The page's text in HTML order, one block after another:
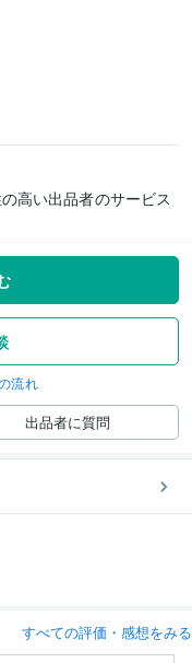
高い出品者のサービス
流れ
出品者に質問
すべての評価・感想をみる